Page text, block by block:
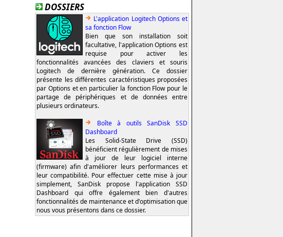
DOSSIERS
L'application Logitech Options et
sa fonction Flow
Bien que son installation soit
facultative, l'application Options est
requise pour activer les
fonctionnalités avancées des claviers et souris
Logitech de dernière génération. Ce dossier
présente les différentes caractéristiques proposées
par Options et en particulier la fonction Flow pour le
partage de périphériques et de données entre
plusieurs ordinateurs.
Boîte à outils SanDisk SSD
Dashboard
Les Solid-State Drive (SSD)
bénéficient régulièrement de mises
à jour de leur logiciel interne
(firmware) afin d'améliorer leurs performances et
leur compatibilité. Pour effectuer cette mise à jour
simplement, SanDisk propose l'application SSD
Dashboard qui offre également bien d'autres
fonctionnalités de maintenance et d'optimisation que
nous vous présentons dans ce dossier.